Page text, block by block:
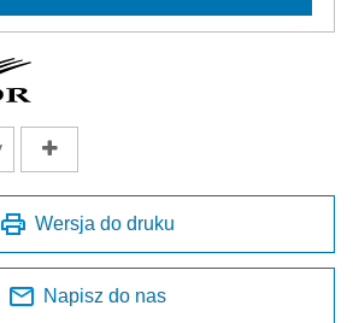
Wersja do druku
Napisz do nas